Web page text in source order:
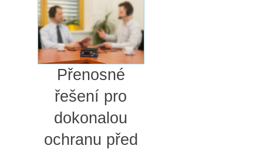
Přenosné
řešení pro
dokonalou
ochranu před